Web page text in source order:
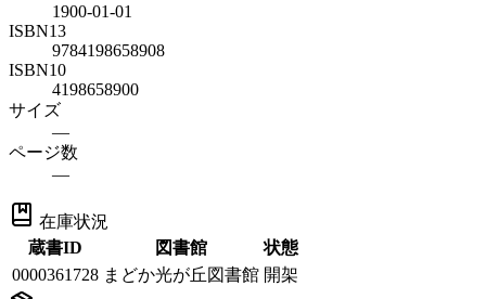
1900-01-01
ISBN13
9784198658908
ISBN10
4198658900
サイズ
—
ページ数
—
在庫状況
蔵書ID
図書館
状態
0000361728 まどか光が丘図書館 開架